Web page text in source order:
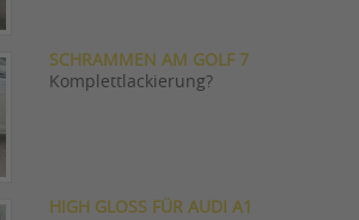
SCHRAMMEN AM GOLF 7
Komplettlackierung?
HIGH GLOSS FÜR AUDI A1